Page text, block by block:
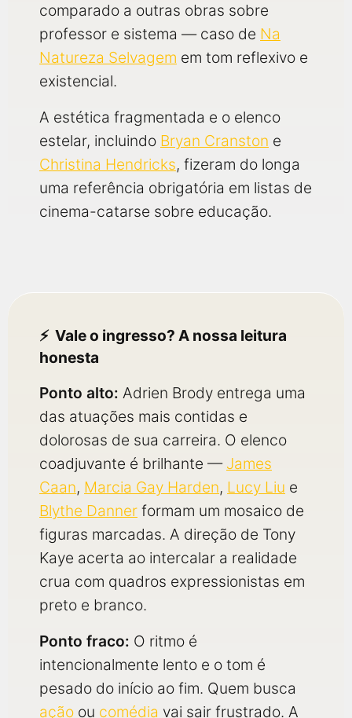
comparado a outras obras sobre
professor e sistema — caso de Na
Natureza Selvagem em tom reflexivo e
existencial.
A estética fragmentada e o elenco
estelar, incluindo Bryan Cranston e
Christina Hendricks, fizeram do longa
uma referência obrigatória em listas de
cinema-catarse sobre educação.
Vale o ingresso? A nossa leitura
honesta
Ponto alto: Adrien Brody entrega uma
das atuações mais contidas e
dolorosas de sua carreira. O elenco
coadjuvante é brilhante — James
Caan, Marcia Gay Harden, Lucy Liu e
Blythe Danner formam um mosaico de
figuras marcadas. A direção de Tony
Kaye acerta ao intercalar a realidade
crua com quadros expressionistas em
preto e branco.
Ponto fraco: O ritmo é
intencionalmente lento e o tom é
pesado do início ao fim. Quem busca
ação ou comédia vai sair frustrado. A